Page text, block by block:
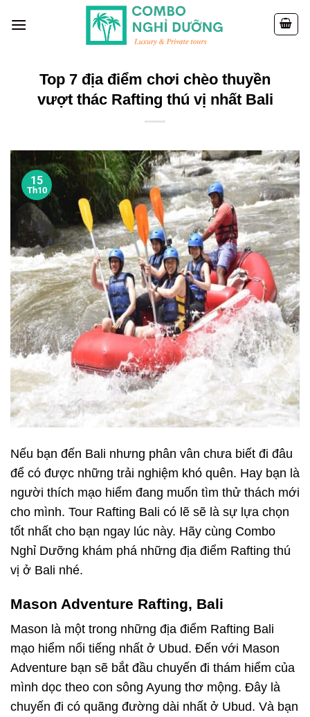
Top 7 địa điểm chơi chèo thuyền
vượt thác Rafting thú vị nhất Bali
15
Th10
Nếu bạn đến Bali nhưng phân vân chưa biết đi đâu
để có được những trải nghiệm khó quên. Hay bạn là
người thích mạo hiểm đang muốn tìm thử thách mới
cho mình. Tour Rafting Bali có lẽ sẽ là sự lựa chọn
tốt nhất cho bạn ngay lúc này. Hãy cùng Combo
Nghỉ Dưỡng khám phá những địa điểm Rafting thú
vị ở Bali nhé.
Mason Adventure Rafting, Bali
Mason là một trong những địa điểm Rafting Bali
mạo hiểm nổi tiếng nhất ở Ubud. Đến với Mason
Adventure bạn sẽ bắt đầu chuyến đi thám hiểm của
mình dọc theo con sông Ayung thơ mộng. Đây là
chuyến đi có quãng đường dài nhất ở Ubud. Và bạn